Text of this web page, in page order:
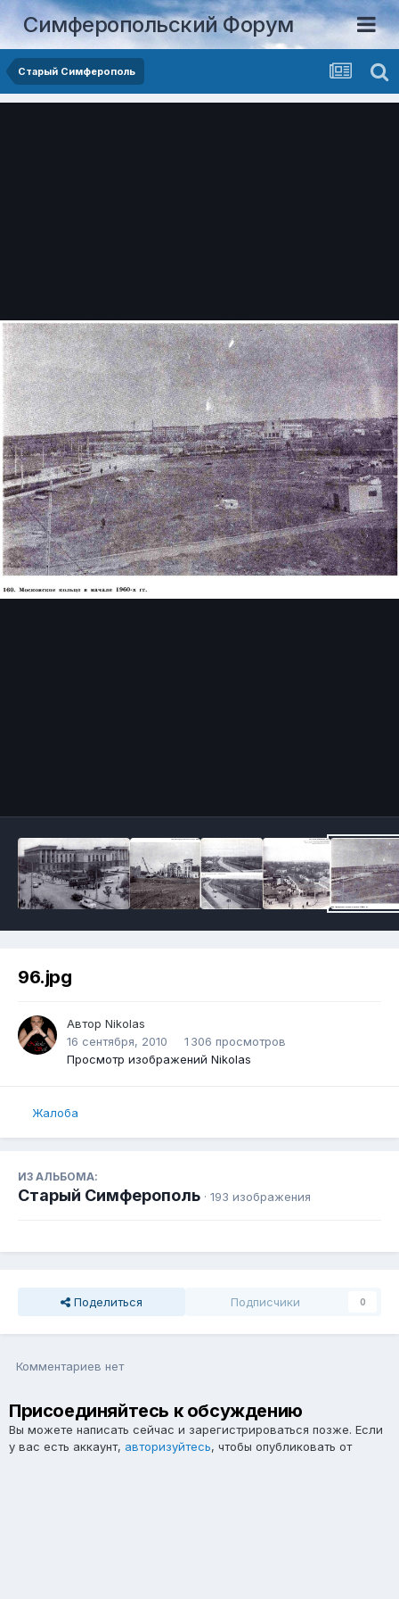
Симферопольский Форум
Старый Симферополь
96.jpg
Автор Nikolas
16 сентября, 2010
1 306 просмотров
Просмотр изображений Nikolas
Жалоба
ИЗ АЛЬБОМА:
Старый Симферополь · 193 изображения
Поделиться Подписчики 0
Комментариев нет
Присоединяйтесь к обсуждению
Вы можете написать сейчас и зарегистрироваться позже. Если
у вас есть аккаунт, авторизуйтесь, чтобы опубликовать от